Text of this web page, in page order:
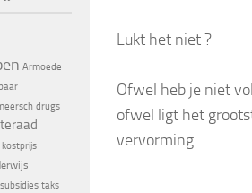
Lukt het niet ?
Ofwel heb je niet
ofwel ligt het
vervorming.
Armoede
drugs
kostprijs
subsidies taks